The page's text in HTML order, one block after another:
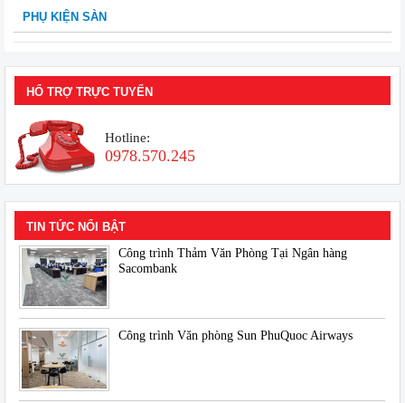
PHỤ KIỆN SÀN
HỔ TRỢ TRỰC TUYẾN
Hotline:
0978.570.245
TIN TỨC NỔI BẬT
Công trình Thảm Văn Phòng Tại Ngân hàng
Sacombank
Công trình Văn phòng Sun PhuQuoc Airways